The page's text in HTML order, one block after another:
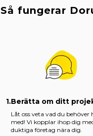
Så fungerar
1.Berätta om ditt
Låt oss veta vad du behöver
med! Vi kopplar ihop dig
duktiga företag nära dig.